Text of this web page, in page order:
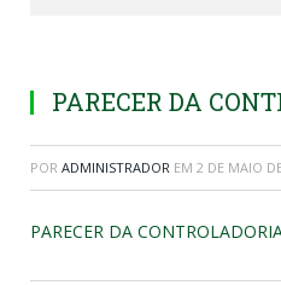
PARECER DA
POR ADMINISTRADOR EM 2 DE MAIO
PARECER DA